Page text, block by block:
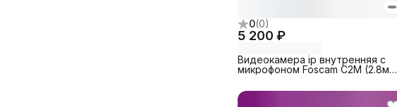
0(0)
5 200 ₽
Видеокамера ip внутренняя с
микрофоном Foscam C2M (2.8мм)